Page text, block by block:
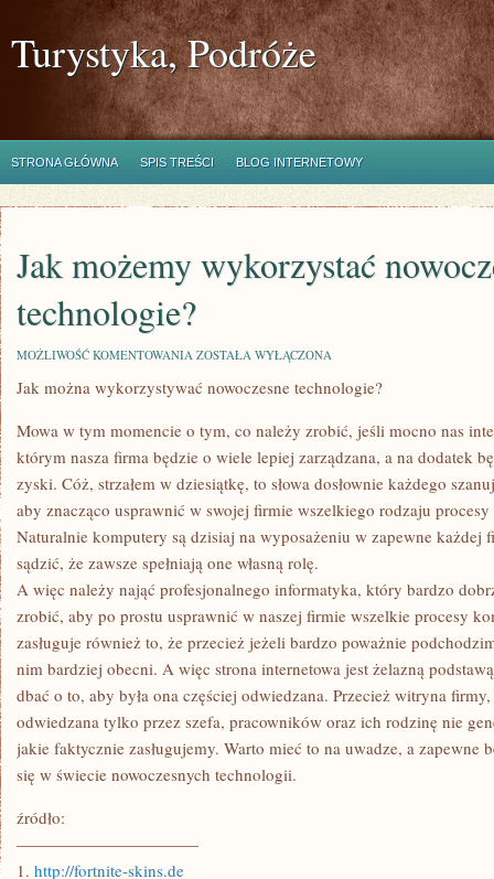
Turystyka, Podróże
STRONA GŁÓWNA SPIS TREŚCI BLOG INTERNETOWY
Jak możemy wykorzystać
technologie?
MOŻLIWOŚĆ KOMENTOWANIA JAK
WYKORZYSTAĆ
ZOSTAŁA WYŁĄCZONA
Jak można wykorzystywać nowoczesne technologie?
Mowa w tym momencie o tym, co należy zrobić, jeśli mocno nas
którym nasza firma będzie o wiele lepiej zarządzana, a na dodatek
zyski. Cóż, strzałem w dziesiątkę, to słowa dosłownie każdego
aby znacząco usprawnić w swojej firmie wszelkiego rodzaju
Naturalnie komputery są dzisiaj na wyposażeniu w zapewne każdej
sądzić, że zawsze spełniają one własną rolę.
A więc należy nająć profesjonalnego informatyka, który bardzo
zrobić, aby po prostu usprawnić w naszej firmie wszelkie procesy
zasługuje również to, że przecież jeżeli bardzo poważnie
nim bardziej obecni. A więc strona internetowa jest żelazną
dbać o to, aby była ona częściej odwiedzana. Przecież witryna
odwiedzana tylko przez szefa, pracowników oraz ich rodzinę nie
jakie faktycznie zasługujemy. Warto mieć to na uwadze, a zapewne
się w świecie nowoczesnych technologii.
źródło:
———————————
1. http://fortnite-skins.de